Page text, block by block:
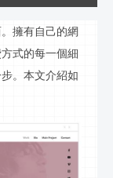
擁有自己的網
式的每一個細
。本文介紹如